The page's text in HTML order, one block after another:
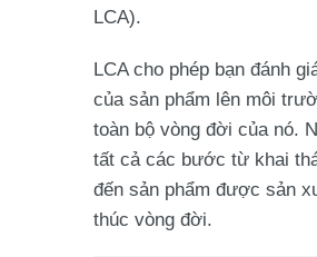
LCA).
LCA cho phép bạn đánh
của sản phẩm lên môi
toàn bộ vòng đời của nó.
tất cả các bước từ khai
đến sản phẩm được sản
thúc vòng đời.